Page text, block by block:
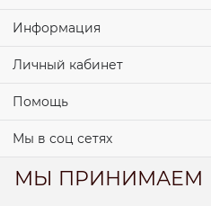
Информация
Личный кабинет
Помощь
Мы в соц сетях
МЫ ПРИНИМАЕМ